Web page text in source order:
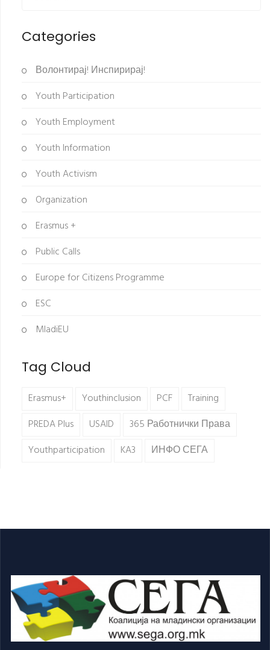
Categories
Волонтирај! Инспирирај!
Youth Participation
Youth Employment
Youth Information
Youth Activism
Organization
Erasmus +
Public Calls
Europe for Citizens Programme
ESC
MladiEU
Tag Cloud
Erasmus+ Youthinclusion PCF
Training
PREDA Plus
USAID
365 Работнички Права
Youthparticipation
KA3 ИНФО СЕГА